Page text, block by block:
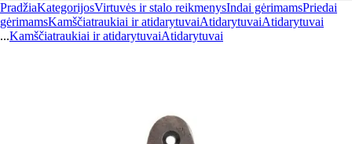
PradžiaKategorijosVirtuvės ir stalo reikmenysIndai gėrimamsPriedai
gėrimamsKamščiatraukiai ir atidarytuvaiAtidarytuvaiAtidarytuvai
...Kamščiatraukiai ir atidarytuvaiAtidarytuvai